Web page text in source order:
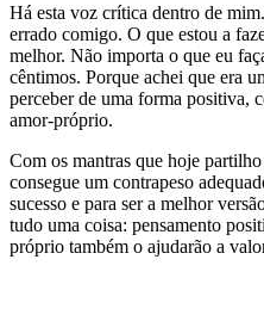
Há esta voz crítica dentro de
errado comigo. O que estou a
melhor. Não importa o que eu
cêntimos. Porque achei que era
perceber de uma forma positiva,
amor-próprio.
Com os mantras que hoje
consegue um contrapeso
sucesso e para ser a melhor
tudo uma coisa: pensamento
próprio também o ajudarão a